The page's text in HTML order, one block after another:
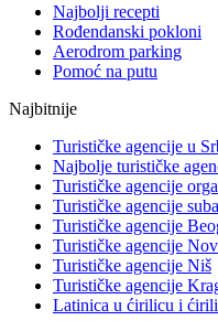
Najbolji recepti
Rođendanski pokloni
Aerodrom parking
Pomoć na putu
Najbitnije
Turističke agencije u
Najbolje turističke
Turističke agencije
Turističke agencije
Turističke agencije
Turističke agencije
Turističke agencije Niš
Turističke agencije
Latinica u ćirilicu i